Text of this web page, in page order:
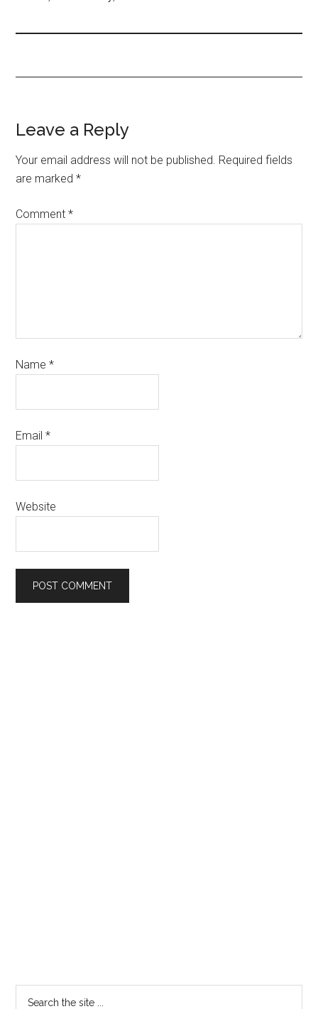
Leave a Reply
Your email address will not be published. Required fields
are marked*
Comment*
Name*
Email*
Website